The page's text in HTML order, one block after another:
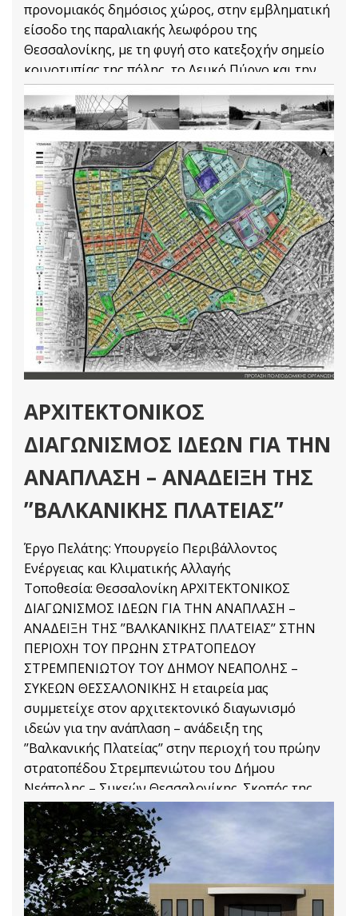
προνομιακός δημόσιος χώρος, στην εμβληματική
είσοδο της παραλιακής λεωφόρου της
Θεσσαλονίκης, με τη φυγή στο κατεξοχήν σημείο
κοινοτυπίας της πόλης, το Λευκό Πύργο και την
εξαιρετική θέα προς το
Αρχιτεκτονικές Μελέτες
Διαβάστε Περισσότερα
ΑΡΧΙΤΕΚΤΟΝΙΚΟΣ
ΔΙΑΓΩΝΙΣΜΟΣ ΙΔΕΩΝ ΓΙΑ ΤΗΝ
ΑΝΑΠΛΑΣΗ – ΑΝΑΔΕΙΞΗ ΤΗΣ
ʼʼΒΑΛΚΑΝΙΚΗΣ ΠΛΑΤΕΙΑΣʼʼ
Έργο Πελάτης: Υπουργείο Περιβάλλοντος
Ενέργειας και Κλιματικής Αλλαγής
Τοποθεσία: Θεσσαλονίκη ΑΡΧΙΤΕΚΤΟΝΙΚΟΣ
ΔΙΑΓΩΝΙΣΜΟΣ ΙΔΕΩΝ ΓΙΑ ΤΗΝ ΑΝΑΠΛΑΣΗ –
ΑΝΑΔΕΙΞΗ ΤΗΣ ’’ΒΑΛΚΑΝΙΚΗΣ ΠΛΑΤΕΙΑΣ’’ ΣΤΗΝ
ΠΕΡΙΟΧΗ ΤΟΥ ΠΡΩΗΝ ΣΤΡΑΤΟΠΕΔΟΥ
ΣΤΡΕΜΠΕΝΙΩΤΟΥ ΤΟΥ ΔΗΜΟΥ ΝΕΑΠΟΛΗΣ –
ΣΥΚΕΩΝ ΘΕΣΣΑΛΟΝΙΚΗΣ Η εταιρεία μας
συμμετείχε στον αρχιτεκτονικό διαγωνισμό
ιδεών για την ανάπλαση – ανάδειξη της
’’Βαλκανικής Πλατείας’’ στην περιοχή του πρώην
στρατοπέδου Στρεμπενιώτου του Δήμου
Νεάπολης – Συκεών Θεσσαλονίκης. Σκοπός της
μελέτης είναι η
Διαβάστε Περισσότερα